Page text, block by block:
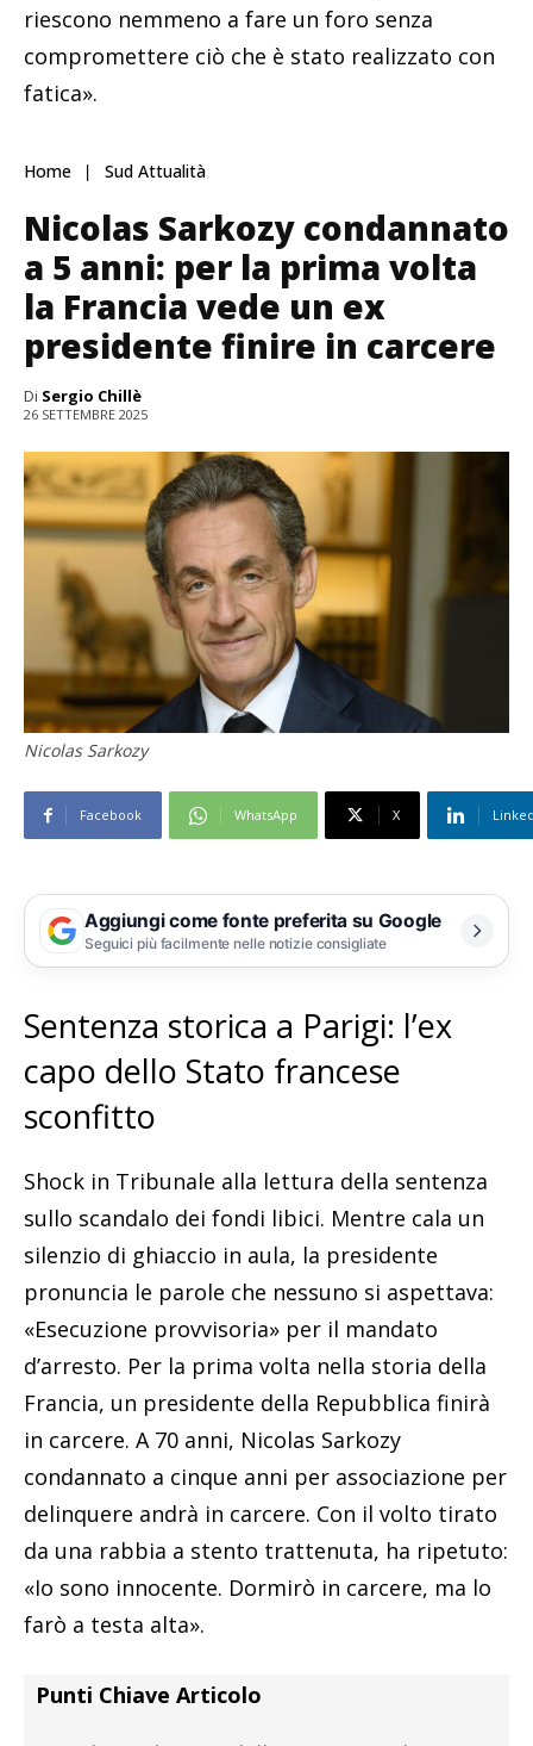
riescono nemmeno a fare un foro senza
compromettere ciò che è stato realizzato con
fatica».
Home Sud Attualità
Nicolas Sarkozy condannato
a 5 anni: per la prima volta
la Francia vede un ex
presidente finire in carcere
Di Sergio Chillè
26 SETTEMBRE 2025
Nicolas Sarkozy
Facebook WhatsApp X
Aggiungi come fonte preferita su Google
Seguici più facilmente nelle notizie consigliate
Sentenza storica a Parigi: l’ex
capo dello Stato francese
sconfitto
Shock in Tribunale alla lettura della sentenza
sullo scandalo dei fondi libici. Mentre cala un
silenzio di ghiaccio in aula, la presidente
pronuncia le parole che nessuno si aspettava:
«Esecuzione provvisoria» per il mandato
d’arresto. Per la prima volta nella storia della
Francia, un presidente della Repubblica finirà
in carcere. A 70 anni, Nicolas Sarkozy
condannato a cinque anni per associazione per
delinquere andrà in carcere. Con il volto tirato
da una rabbia a stento trattenuta, ha ripetuto:
«Io sono innocente. Dormirò in carcere, ma lo
farò a testa alta».
Punti Chiave Articolo